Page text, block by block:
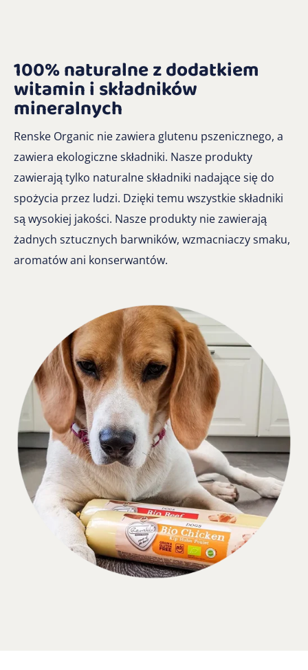
100% naturalne z dodatkiem
witamin i składników
mineralnych
Renske Organic nie zawiera glutenu pszenicznego, a
zawiera ekologiczne składniki. Nasze produkty
zawierają tylko naturalne składniki nadające się do
spożycia przez ludzi. Dzięki temu wszystkie składniki
są wysokiej jakości. Nasze produkty nie zawierają
żadnych sztucznych barwników, wzmacniaczy smaku,
aromatów ani konserwantów.